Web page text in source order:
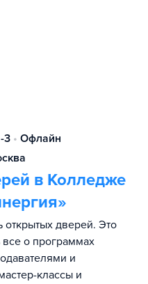
3 • Офлайн
в Колледже
дверей. Это
все о программах
и
классы и